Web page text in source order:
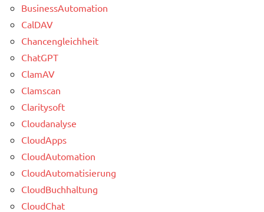
BusinessAutomation
CalDAV
Chancengleichheit
ChatGPT
ClamAV
Clamscan
Claritysoft
Cloudanalyse
CloudApps
CloudAutomation
CloudAutomatisierung
CloudBuchhaltung
CloudChat